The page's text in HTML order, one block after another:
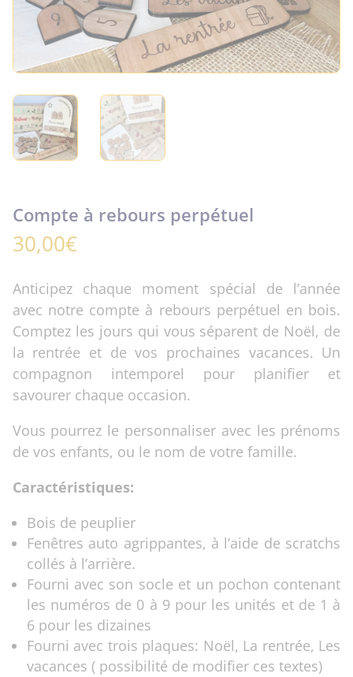
Compte à rebours perpétuel
30,00€
Anticipez chaque moment spécial de l’année
avec notre compte à rebours perpétuel en bois.
Comptez les jours qui vous séparent de Noël, de
la rentrée et de vos prochaines vacances. Un
compagnon intemporel pour planifier et
savourer chaque occasion.
Vous pourrez le personnaliser avec les prénoms
de vos enfants, ou le nom de votre famille.
Caractéristiques:
Bois de peuplier
Fenêtres auto agrippantes, à l’aide de scratchs
collés à l’arrière.
Fourni avec son socle et un pochon contenant
les numéros de 0 à 9 pour les unités et de 1 à
6 pour les dizaines
Fourni avec trois plaques: Noël, La rentrée, Les
vacances ( possibilité de modifier ces textes)